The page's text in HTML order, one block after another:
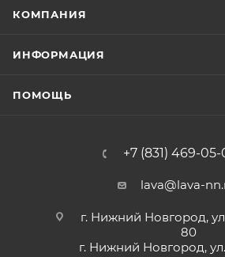
КОМПАНИЯ
ИНФОРМАЦИЯ
ПОМОЩЬ
+7 (831) 469-
lava@lava-
г. Нижний Новгород,
80
г. Нижний Новгород,